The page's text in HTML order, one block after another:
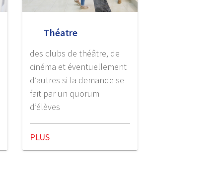
Théatre
des clubs de théâtre, de
cinéma et éventuellement
d’autres si la demande se
fait par un quorum
d’élèves
PLUS